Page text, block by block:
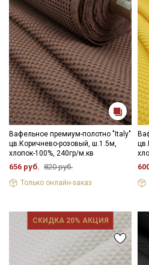
покрывала.
Рекомендации по уходу:
до 40С; хорошо стирается (после
после глажки с отпариванием
противопоказано употребление
подвешенном состоянии.
Цветопередача может
ткани в зависимости от настроек
зависимости от партии тон ткани
Вафельное премиум-полотно "Italy"
цв.Коричнево-розовый, ш.1.5м,
хлопок-100%, 240гр/м.кв
656 руб. 820 руб.
Только онлайн-заказ
СКИДКА 20% АКЦИЯ